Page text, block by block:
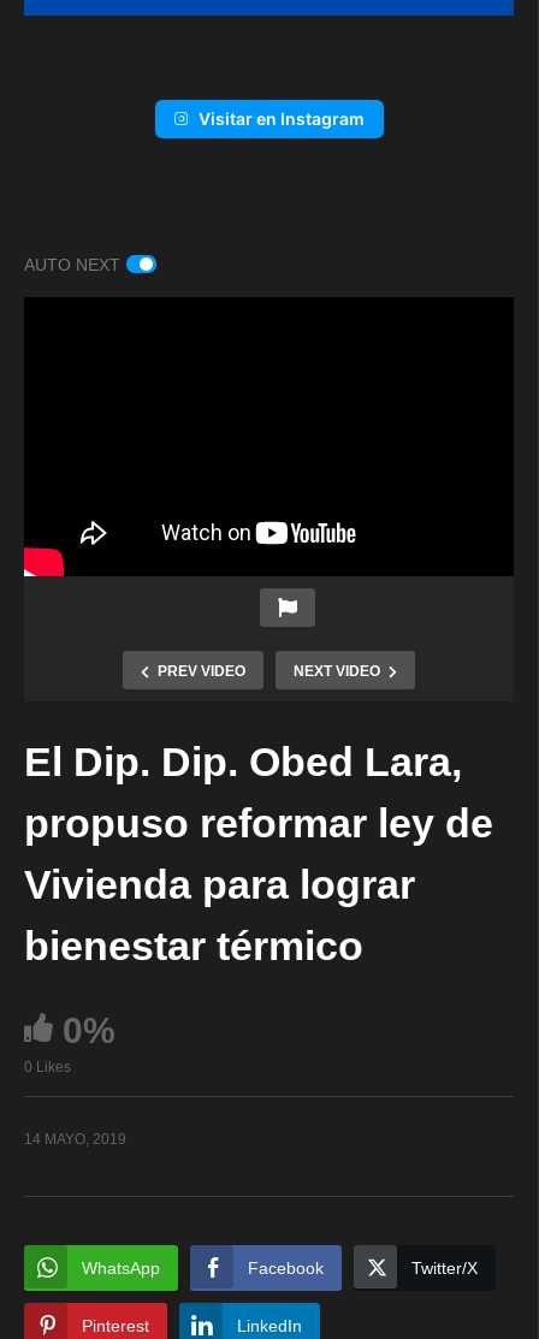
Visitar en Instagram
AUTO NEXT
PREV VIDEO NEXT VIDEO
El Dip. Dip. Obed Lara,
propuso reformar ley de
Vivienda para lograr
bienestar térmico
0%
0 Likes
14 MAYO, 2019
WhatsApp Facebook Twitter/X
Pinterest LinkedIn